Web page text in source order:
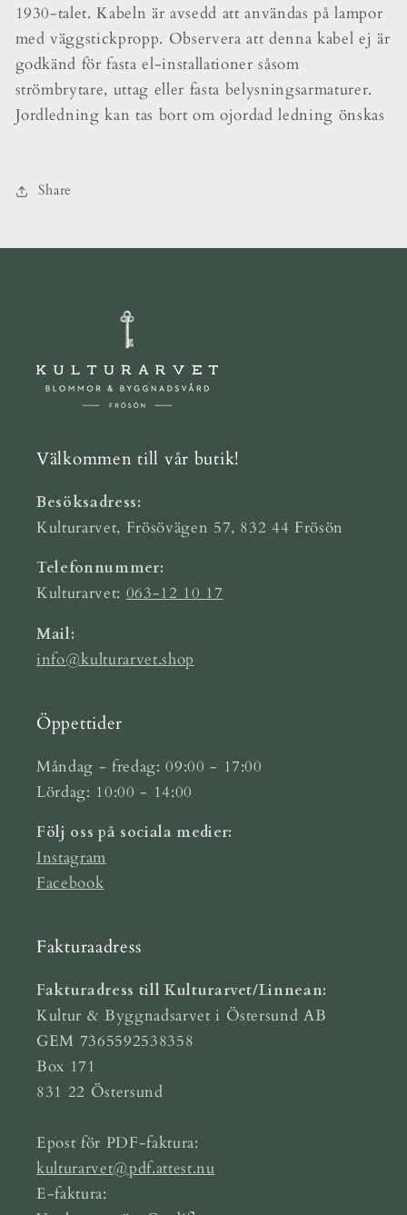
1930-talet. Kabeln är avsedd att användas på lampor
med väggstickpropp. Observera att denna kabel ej är
godkänd för fasta el-installationer såsom
strömbrytare, uttag eller fasta belysningsarmaturer.
Jordledning kan tas bort om ojordad ledning önskas
Share
Välkommen till vår butik!
Besöksadress:
Kulturarvet, Frösövägen 57, 832 44 Frösön
Telefonnummer:
Kulturarvet: 063-12 10 17
Mail:
info@kulturarvet.shop
Öppettider
Måndag - fredag: 09:00 - 17:00
Lördag: 10:00 - 14:00
Följ oss på sociala medier:
Instagram
Facebook
Fakturaadress
Fakturadress till Kulturarvet/Linnean:
Kultur & Byggnadsarvet i Östersund AB
GEM 7365592538358
Box 171
831 22 Östersund
Epost för PDF-faktura:
kulturarvet@pdf.attest.nu
E-faktura: